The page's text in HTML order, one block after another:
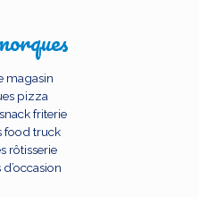
magasin
pizza
friterie
food truck
rôtisserie